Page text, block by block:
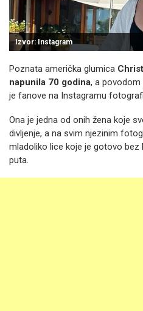
Izvor: Instagram
Poznata američka glumica
napunila 70 godina, a
je fanove na Instagramu
Ona je jedna od onih žena koje
divljenje, a na svim njezinim
mladoliko lice koje je gotovo bez
puta.